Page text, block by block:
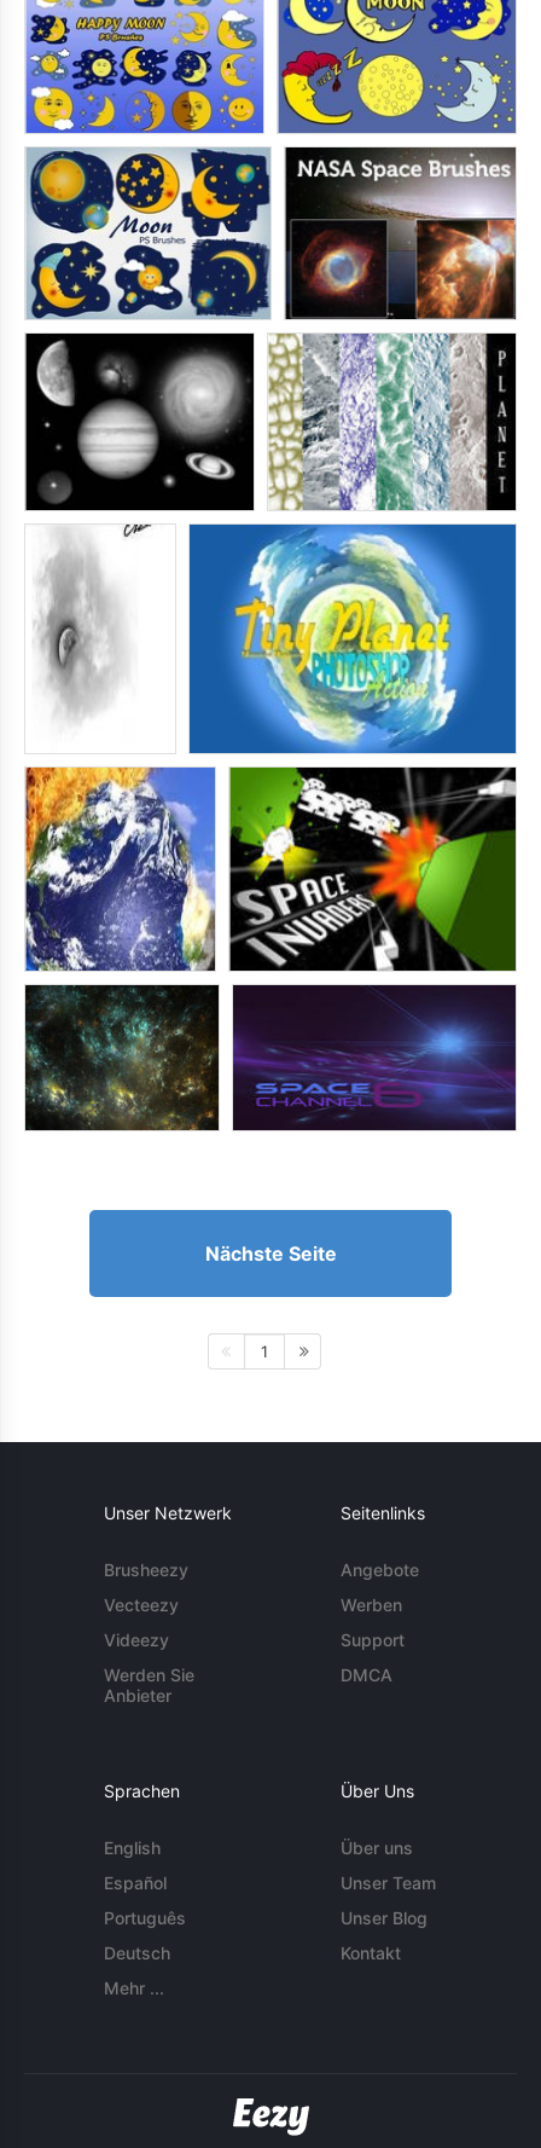
Nächste Seite
1
Unser Netzwerk
Brusheezy
Vecteezy
Videezy
Werden Sie
Anbieter
Seitenlinks
Angebote
Werben
Support
DMCA
Sprachen
English
Español
Português
Deutsch
Mehr ...
Über Uns
Über uns
Unser Team
Unser Blog
Kontakt